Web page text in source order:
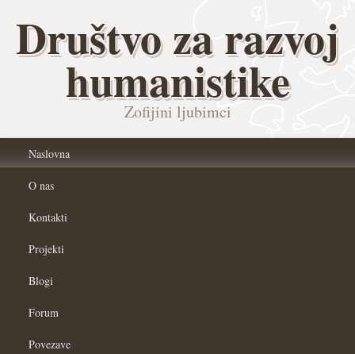
Društvo za razvoj
humanistike
Zofijini ljubimci
Naslovna
O nas
Kontakti
Projekti
Blogi
Forum
Povezave